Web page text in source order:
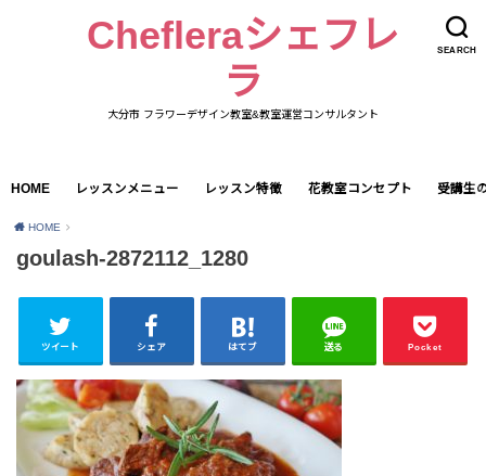
SEARCH
Chefleraシェフレ
ラ
大分市 フラワーデザイン教室&教室運営コンサルタント
HOME レッスンメニュー レッスン特徴 花教室コンセプト 受講生
HOME
goulash-2872112_1280
ツイート シェア はてブ 送る Pocket